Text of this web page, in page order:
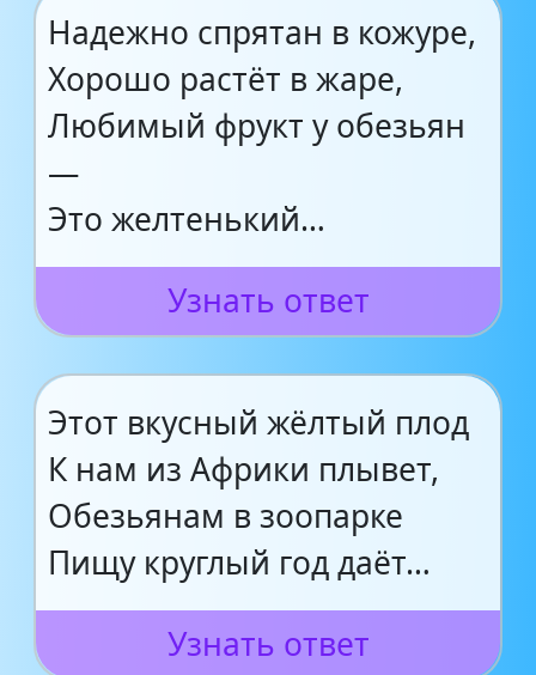
Надежно спрятан в кожуре,
Хорошо растёт в жаре,
Любимый фрукт у обезьян
—
Это желтенький…
Узнать ответ
Этот вкусный жёлтый плод
К нам из Африки плывет,
Обезьянам в зоопарке
Пищу круглый год даёт…
Узнать ответ